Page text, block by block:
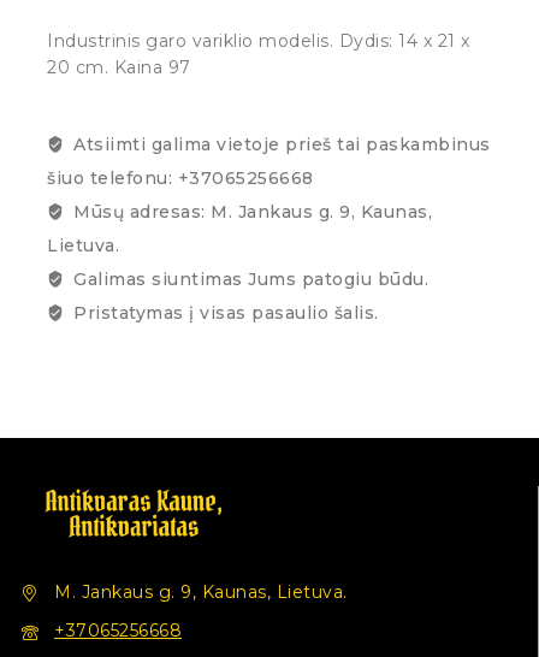
Industrinis garo variklio modelis. Dydis: 14 x 21 x
20 cm. Kaina 97
Atsiimti galima vietoje prieš tai paskambinus
šiuo telefonu: +37065256668
Mūsų adresas: M. Jankaus g. 9, Kaunas,
Lietuva.
Galimas siuntimas Jums patogiu būdu.
Pristatymas į visas pasaulio šalis.
M. Jankaus g. 9, Kaunas, Lietuva.
+37065256668